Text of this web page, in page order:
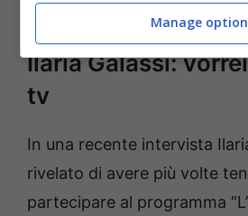
Ilaria Galassi:
tv
In una recente intervista
rivelato di avere più volte
partecipare al programma
Manage